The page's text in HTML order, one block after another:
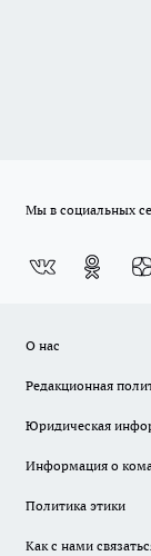
Мы в социальных
О нас
Редакционная
Юридическая
Информация о
Политика этики
Как с нами